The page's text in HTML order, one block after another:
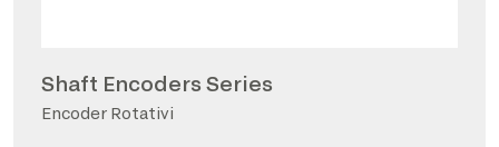
Shaft Encoders Series
Encoder Rotativi